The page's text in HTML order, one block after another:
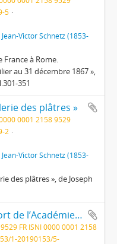
5
Victor Schnetz (1853-
France à Rome.
au 31 décembre 1867 »,
351
des plâtres »
0001 2158 9529
2
Victor Schnetz (1853-
des plâtres », de Joseph
« Copie du "Rapport de l’Académie des Beaux-arts sur les travaux des Pensionnaires de l’Académie impériale de France à Rome pendant l’année 1855 »
FR ISNI 0000 0001 2158
1-20190153/5-